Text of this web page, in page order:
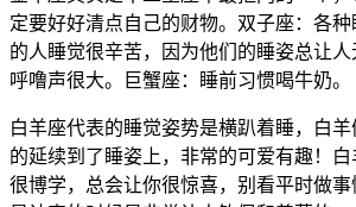
定要好好清点自己的财物。双子座：各
的人睡觉很辛苦，因为他们的睡姿总让人
呼噜声很大。巨蟹座：睡前习惯喝牛奶。
白羊座代表的睡觉姿势是横趴着睡，白
的延续到了睡姿上，非常的可爱有趣！
很博学，总会让你很惊喜，别看平时做